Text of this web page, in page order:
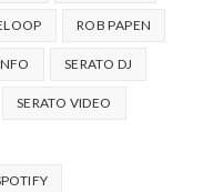
ROB PAPEN
SERATO DJ
SERATO VIDEO